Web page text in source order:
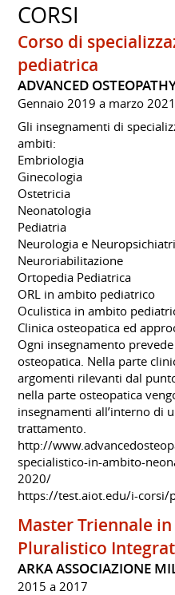
CORSI
Corso di
pediatrica
ADVANCED
Gennaio 2019 a marzo 2021
Gli insegnamenti di
ambiti:
Embriologia
Ginecologia
Ostetricia
Neonatologia
Pediatria
Neurologia e
Neuroriabilitazione
Ortopedia Pediatrica
ORL in ambito pediatrico
Oculistica in ambito
Clinica osteopatica ed
​Ogni insegnamento
osteopatica. Nella parte
argomenti rilevanti dal
nella parte osteopatica
insegnamenti all’interno di
trattamento.
http://
specialistico-in-ambito-
2020/
https://test.aiot.edu/i-corsi/
Master Triennale
Pluralistico
ARKA ASSOCIAZIONE
2015 a 2017